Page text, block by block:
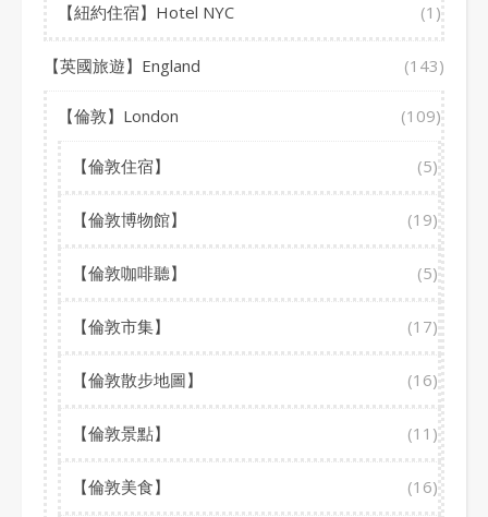
【紐約住宿】Hotel NYC (1)
【英國旅遊】England (143)
【倫敦】London (109)
【倫敦住宿】 (5)
【倫敦博物館】 (19)
【倫敦咖啡聽】 (5)
【倫敦市集】 (17)
【倫敦散步地圖】 (16)
【倫敦景點】 (11)
【倫敦美食】 (16)